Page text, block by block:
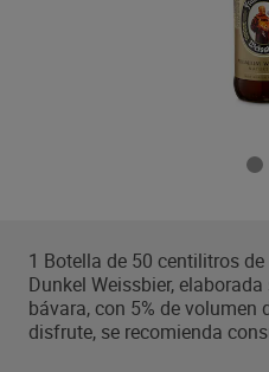
1 Botella de 50 centilitros
Dunkel Weissbier,
bávara, con 5% de
disfrute, se recomienda
Franziskaner De perfil